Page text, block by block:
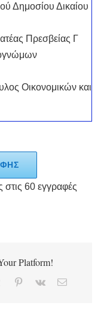
Δημοσίου Δικαίου
Πρεσβείας Γ
Οικονομικών και
στις 60 εγγραφές
Platform!
Tumblr Pinterest
Vk Email